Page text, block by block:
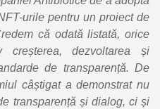
urile pentru un proiect de
că odată listată, orice
dezvoltarea și
de transparență. De
câștigat a demonstrat nu
transparență și dialog, ci și